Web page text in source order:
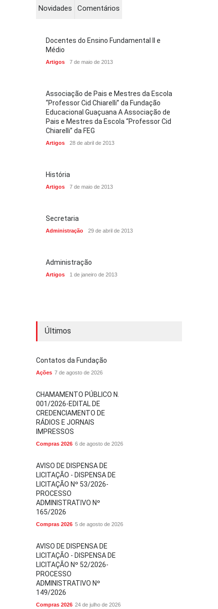
Novidades Comentários
Docentes do Ensino Fundamental II e
Médio
Artigos 7 de maio de 2013
Associação de Pais e Mestres da Escola
“Professor Cid Chiarelli” da Fundação
Educacional Guaçuana A Associação de
Pais e Mestres da Escola “Professor Cid
Chiarelli” da FEG
Artigos 28 de abril de 2013
História
Artigos 7 de maio de 2013
Secretaria
Administração 29 de abril de 2013
Administração
Artigos 1 de janeiro de 2013
Últimos
Contatos da Fundação
Ações 7 de agosto de 2026
CHAMAMENTO PÚBLICO N.
001/2026-EDITAL DE
CREDENCIAMENTO DE
RÁDIOS E JORNAIS
IMPRESSOS
Compras 2026 6 de agosto de 2026
AVISO DE DISPENSA DE
LICITAÇÃO - DISPENSA DE
LICITAÇÃO Nº 53/2026-
PROCESSO
ADMINISTRATIVO Nº
165/2026
Compras 2026 5 de agosto de 2026
AVISO DE DISPENSA DE
LICITAÇÃO - DISPENSA DE
LICITAÇÃO Nº 52/2026-
PROCESSO
ADMINISTRATIVO Nº
149/2026
Compras 2026 24 de julho de 2026